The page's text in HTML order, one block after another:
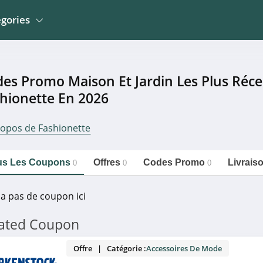
Suisse
Mobiliers
Electroménager
Montres, Bijoux Et
Et Occasions Développement Photos
Promo Maison Et Jardin Les Plus
En 2026
de Fashionette
Les Coupons 0 Offres 0 Codes Promo 0
pas de coupon ici
Coupon
Offre | Catégorie :Accessoires De Mode